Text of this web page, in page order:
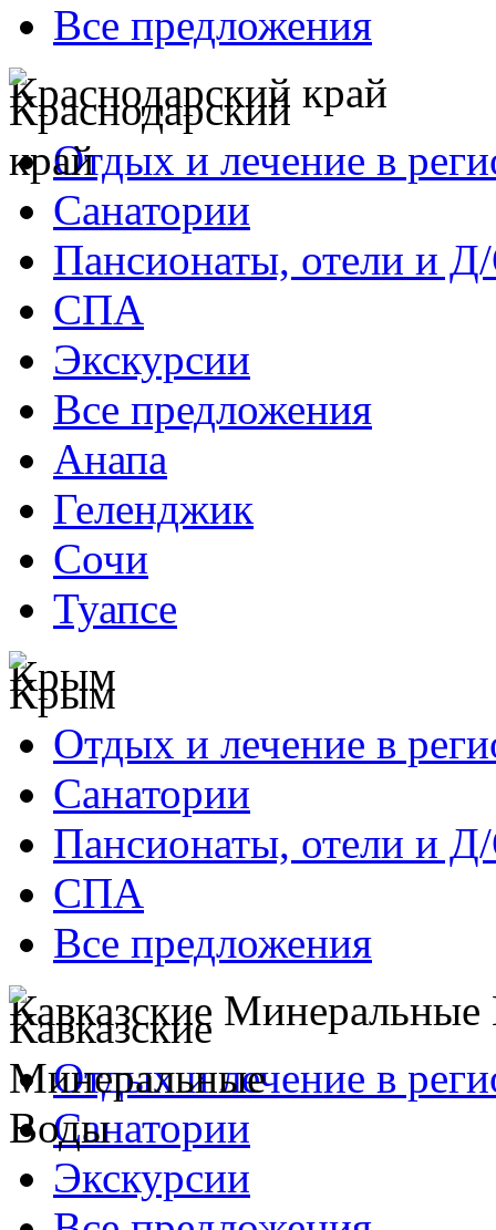
Все предложения
Краснодарский край
Отдых и лечение в
Санатории
Пансионаты, отели и
СПА
Экскурсии
Все предложения
Анапа
Геленджик
Сочи
Туапсе
Крым
Отдых и лечение в
Санатории
Пансионаты, отели и
СПА
Все предложения
Кавказские
Отдых и лечение в
Санатории
Экскурсии